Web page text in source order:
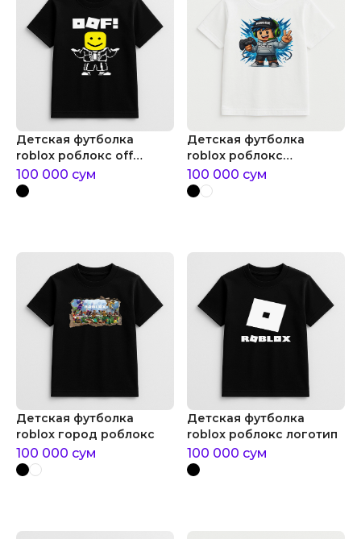
Детская футболка
roblox роблокс off
человечек
100 000 сум
Детская футболка
roblox роблокс
персонаж геймер
100 000 сум
Детская футболка
roblox город роблокс
100 000 сум
Детская футболка
roblox роблокс логотип
100 000 сум